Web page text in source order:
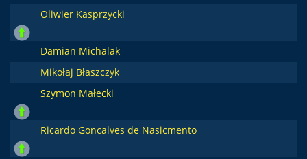
Oliwier Kasprzycki
Damian Michalak
Mikołaj Błaszczyk
Szymon Małecki
Ricardo Goncalves de Nasicmento